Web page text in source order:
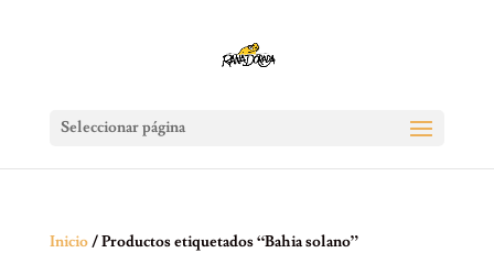
Seleccionar página
Inicio/ Productos etiquetados “Bahia solano”